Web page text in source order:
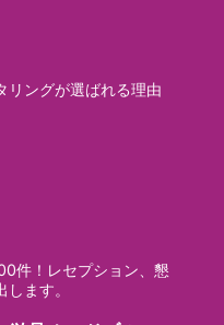
リングが選ばれる理由
件！レセプション、懇
ます。